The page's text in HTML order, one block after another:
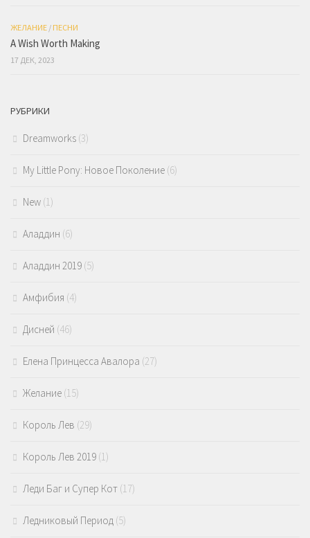
ЖЕЛАНИЕ / ПЕСНИ
A Wish Worth Making
17 ДЕК, 2023
РУБРИКИ
Dreamworks (3)
My Little Pony: Новое Поколение (6)
New (1)
Аладдин (6)
Аладдин 2019 (5)
Амфибия (4)
Дисней (46)
Елена Принцесса Авалора (27)
Желание (15)
Король Лев (29)
Король Лев 2019 (1)
Леди Баг и Супер Кот (17)
Ледниковый Период (5)